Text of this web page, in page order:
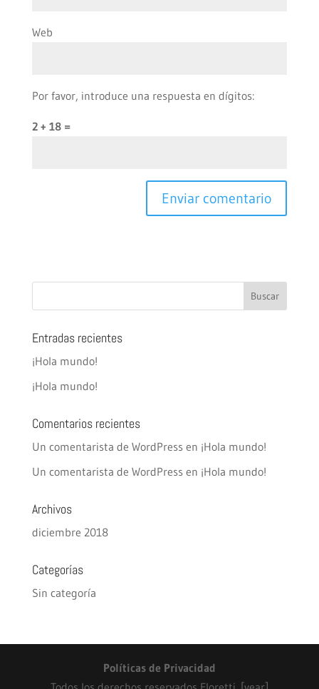
Web
Por favor, introduce una respuesta en dígitos:
2 + 18 =
Entradas recientes
¡Hola mundo!
¡Hola mundo!
Comentarios recientes
Un comentarista de WordPressen ¡Hola mundo!
Un comentarista de WordPressen ¡Hola mundo!
Archivos
diciembre 2018
Categorías
Sin categoría
Políticas de Privacidad